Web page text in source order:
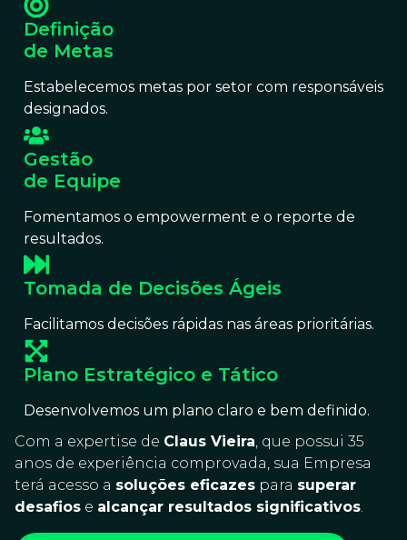
Definição
de Metas
Estabelecemos metas por setor com responsáveis
designados.
Gestão
de Equipe
Fomentamos o empowerment e o reporte de
resultados.
Tomada de Decisões Ágeis
Facilitamos decisões rápidas nas áreas prioritárias.
Plano Estratégico e Tático
Desenvolvemos um plano claro e bem definido.
Com a expertise de Claus Vieira, que possui 35
anos de experiência comprovada, sua Empresa
terá acesso a soluções eficazes para superar
desafios e alcançar resultados significativos.